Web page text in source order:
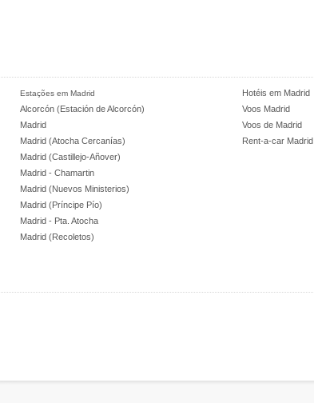
Estações em Madrid
Alcorcón (Estación de Alcorcón)
Madrid
Madrid (Atocha Cercanías)
Madrid (Castillejo-Añover)
Madrid - Chamartin
Madrid (Nuevos Ministerios)
Madrid (Príncipe Pío)
Madrid - Pta. Atocha
Madrid (Recoletos)
Hotéis em Madrid
Voos Madrid
Voos de Madrid
Rent-a-car Madrid